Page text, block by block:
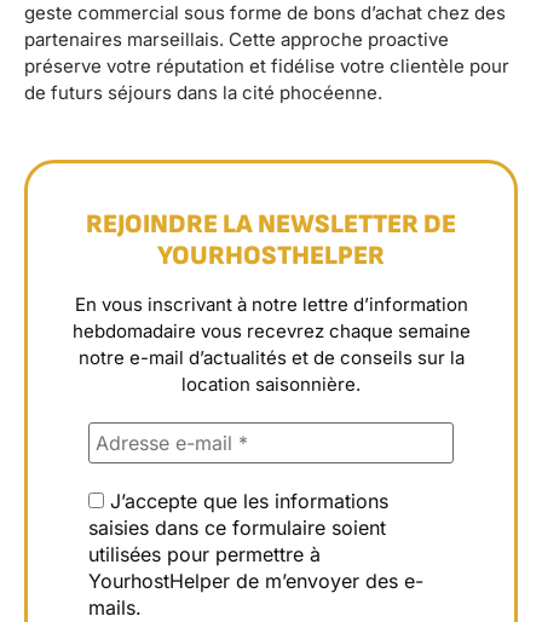
geste commercial sous forme de bons d’achat chez des
partenaires marseillais. Cette approche proactive
préserve votre réputation et fidélise votre clientèle pour
de futurs séjours dans la cité phocéenne.
REJOINDRE LA NEWSLETTER DE
YOURHOSTHELPER
En vous inscrivant à notre lettre d’information
hebdomadaire vous recevrez chaque semaine
notre e-mail d’actualités et de conseils sur la
location saisonnière.
J’accepte que les informations
saisies dans ce formulaire soient
utilisées pour permettre à
YourhostHelper de m’envoyer des e-
mails.